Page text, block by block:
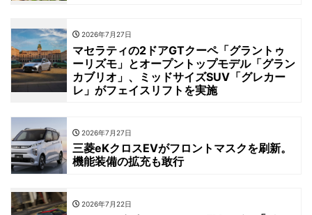
2026年7月27日
マセラティの2ドアGTクーペ「グラントゥ
ーリズモ」とオープントップモデル「グラン
カブリオ」、ミッドサイズSUV「グレカー
レ」がフェイスリフトを実施
2026年7月27日
三菱eKクロスEVがフロントマスクを刷新。
機能装備の拡充も敢行
2026年7月22日